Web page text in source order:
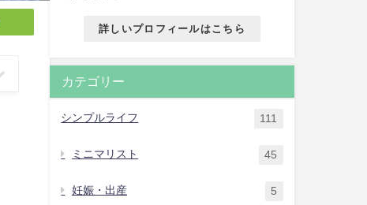
詳しいプロフィールはこちら
カテゴリー
シンプルライフ 111
ミニマリスト 45
妊娠・出産 5